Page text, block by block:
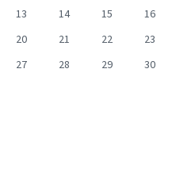
13 14 15
16
20 21 22
23
27 28 29
30